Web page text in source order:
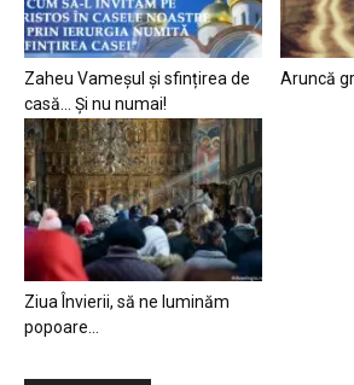
Zaheu Vameșul și sfințirea de
casă… Și nu numai!
Aruncă
Ziua Învierii, să ne luminăm
popoare…